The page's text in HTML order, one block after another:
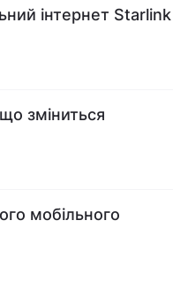
інтернет Starlink
зміниться
мобільного